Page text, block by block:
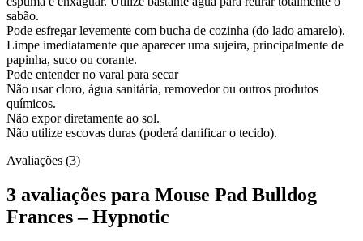
sabão.
Pode esfregar levemente com bucha de cozinha (do lado amarelo).
Limpe imediatamente que aparecer uma sujeira, principalmente de
papinha, suco ou corante.
Pode entender no varal para secar
Não usar cloro, água sanitária, removedor ou outros produtos
químicos.
Não expor diretamente ao sol.
Não utilize escovas duras (poderá danificar o tecido).
Avaliações (3)
3 avaliações para Mouse Pad Bulldog
Frances – Hypnotic